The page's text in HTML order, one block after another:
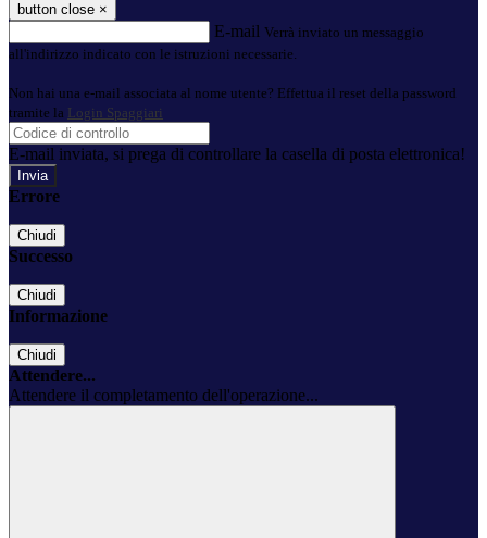
button close ×
E-mail Verrà inviato un messaggio
all'indirizzo indicato con le istruzioni necessarie.
Non hai una e-mail associata al nome utente? Effettua il reset della password
tramite la Login Spaggiari
E-mail inviata, si prega di controllare la casella di posta elettronica!
Errore
Chiudi
Successo
Chiudi
Informazione
Chiudi
Attendere...
Attendere il completamento dell'operazione...